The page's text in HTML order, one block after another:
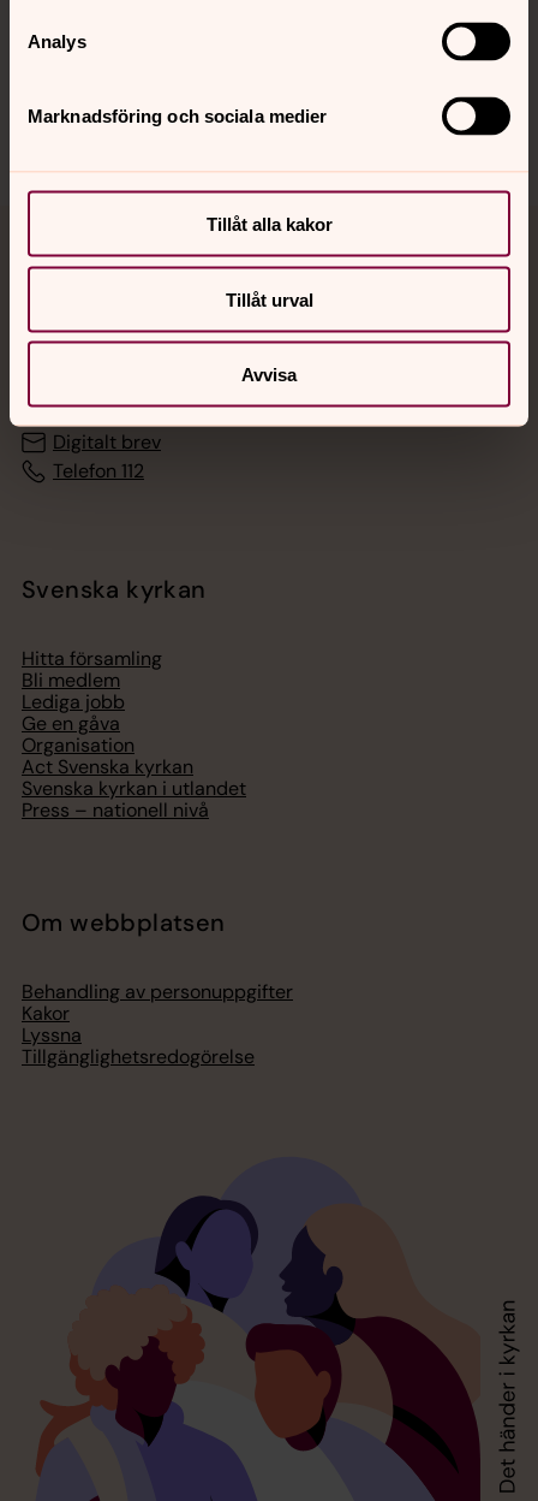
Analys
Marknadsföring och sociala medier
Tillåt alla kakor
Tillåt urval
Avvisa
Jourhavande präst
Akut samtals- och krisstöd. Prata eller chatta anonymt
med en präst på kvällar och nätter.
Chatt
Digitalt brev
Telefon 112
Svenska kyrkan
Hitta församling
Bli medlem
Lediga jobb
Ge en gåva
Organisation
Act Svenska kyrkan
Svenska kyrkan i utlandet
Press – nationell nivå
Om webbplatsen
Behandling av personuppgifter
Kakor
Lyssna
Tillgänglighetsredogörelse